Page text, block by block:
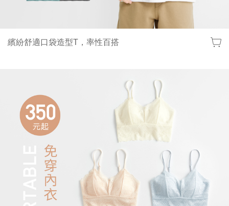
繽紛舒適口袋造型T，率性百搭